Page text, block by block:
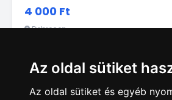
Az oldal sütiket
Az oldal sütiket és egyéb
4 000 Ft
Debrecen